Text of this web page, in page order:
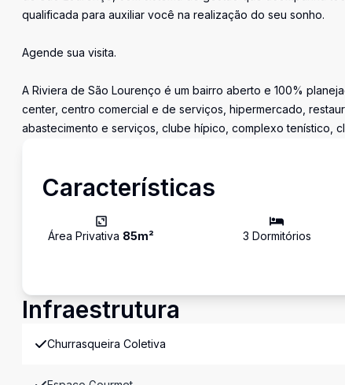
qualificada para auxiliar você na realização do seu sonho.
Agende sua visita.
A Riviera de São Lourenço é um bairro aberto e 100%
center, centro comercial e de serviços, hipermercado,
abastecimento e serviços, clube hípico, complexo tenístico,
Características
Área Privativa 85m² 3 Dormitórios
Infraestrutura
Churrasqueira Coletiva